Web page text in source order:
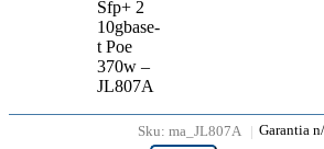
Sku: ma_JL807A Garantia